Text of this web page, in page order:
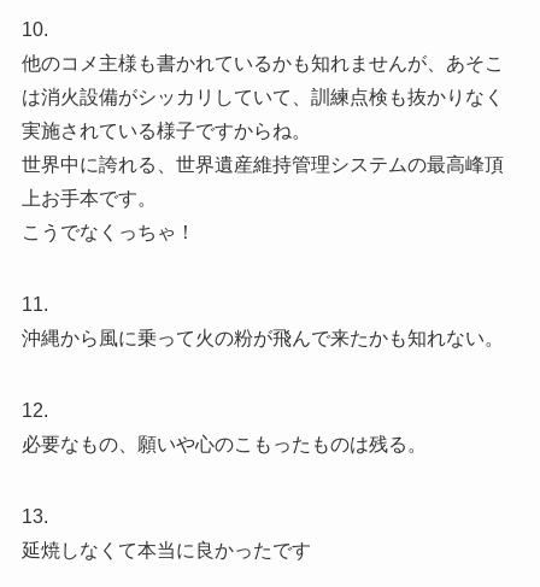
10.
他のコメ主様も書かれているかも知れませんが、あそこ
は消火設備がシッカリしていて、訓練点検も抜かりなく
実施されている様子ですからね。
世界中に誇れる、世界遺産維持管理システムの最高峰頂
上お手本です。
こうでなくっちゃ！
11.
沖縄から風に乗って火の粉が飛んで来たかも知れない。
12.
必要なもの、願いや心のこもったものは残る。
13.
延焼しなくて本当に良かったです